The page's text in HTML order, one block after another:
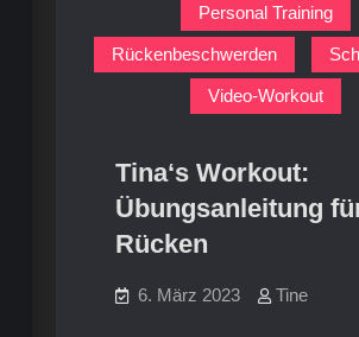
Personal Training
Rückenbeschwerden
Video-Workout
Tina‘s Workout:
Übungsanleitung
Rücken
6. März 2023 Tine